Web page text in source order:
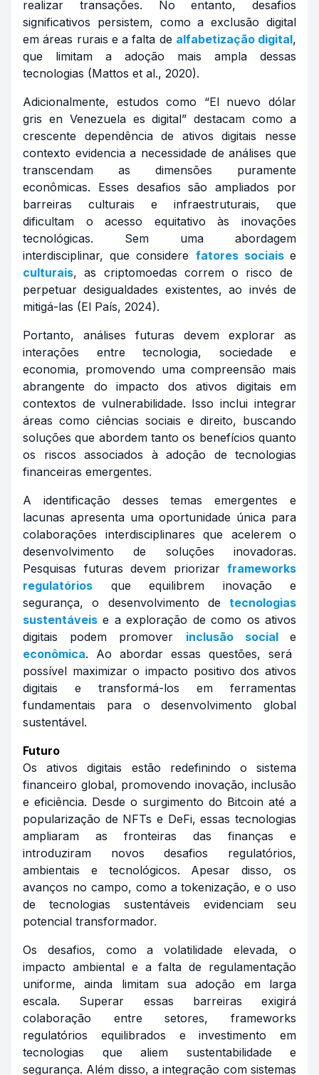
realizar transações. No entanto, desafios
significativos persistem, como a exclusão digital
em áreas rurais e a falta de alfabetização digital,
que limitam a adoção mais ampla dessas
tecnologias (Mattos et al., 2020).
Adicionalmente, estudos como “El nuevo dólar
gris en Venezuela es digital” destacam como a
crescente dependência de ativos digitais nesse
contexto evidencia a necessidade de análises que
transcendam as dimensões puramente
econômicas. Esses desafios são ampliados por
barreiras culturais e infraestruturais, que
dificultam o acesso equitativo às inovações
tecnológicas. Sem uma abordagem
interdisciplinar, que considere fatores sociaise
culturais, as criptomoedas correm o risco de
perpetuar desigualdades existentes, ao invés de
mitigá-las (El País, 2024).
Portanto, análises futuras devem explorar as
interações entre tecnologia, sociedade e
economia, promovendo uma compreensão mais
abrangente do impacto dos ativos digitais em
contextos de vulnerabilidade. Isso inclui integrar
áreas como ciências sociais e direito, buscando
soluções que abordem tanto os benefícios quanto
os riscos associados à adoção de tecnologias
financeiras emergentes.
A identificação desses temas emergentes e
lacunas apresenta uma oportunidade única para
colaborações interdisciplinares que acelerem o
desenvolvimento de soluções inovadoras.
Pesquisas futuras devem priorizar frameworks
regulatórios que equilibrem inovação e
segurança, o desenvolvimento de tecnologias
sustentáveis e a exploração de como os ativos
digitais podem promover inclusão social
e
econômica. Ao abordar essas questões, será
possível maximizar o impacto positivo dos ativos
digitais e transformá-los em ferramentas
fundamentais para o desenvolvimento global
sustentável.
Futuro
Os ativos digitais estão redefinindo o sistema
financeiro global, promovendo inovação, inclusão
e eficiência. Desde o surgimento do Bitcoin até a
popularização de NFTs e DeFi, essas tecnologias
ampliaram as fronteiras das finanças e
introduziram novos desafios regulatórios,
ambientais e tecnológicos. Apesar disso, os
avanços no campo, como a tokenização, e o uso
de tecnologias sustentáveis evidenciam seu
potencial transformador.
Os desafios, como a volatilidade elevada, o
impacto ambiental e a falta de regulamentação
uniforme, ainda limitam sua adoção em larga
escala. Superar essas barreiras exigirá
colaboração entre setores, frameworks
regulatórios equilibrados e investimento em
tecnologias que aliem sustentabilidade e
segurança. Além disso, a integração com sistemas